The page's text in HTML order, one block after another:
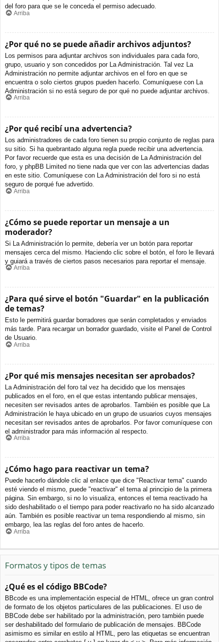
del foro para que se le conceda el permiso adecuado.
Arriba
¿Por qué no se puede añadir archivos adjuntos?
Los permisos para adjuntar archivos son individuales para cada foro,
grupo, usuario y son concedidos por La Administración. Tal vez La
Administración no permite adjuntar archivos en el foro en que se
encuentra o solo ciertos grupos pueden hacerlo. Comuníquese con La
Administración si no está seguro de por qué no puede adjuntar archivos.
Arriba
¿Por qué recibí una advertencia?
Los administradores de cada foro tienen su propio conjunto de reglas para
su sitio. Si ha quebrantado alguna regla puede recibir una advertencia.
Por favor recuerde que esta es una decisión de La Administración del
foro, y phpBB Limited no tiene nada que ver con las advertencias dadas
en este sitio. Comuníquese con La Administración del foro si no está
seguro de porqué fue advertido.
Arriba
¿Cómo se puede reportar un mensaje a un
moderador?
Si La Administración lo permite, debería ver un botón para reportar
mensajes cerca del mismo. Haciendo clic sobre el botón, el foro le llevará
y guiará a través de ciertos pasos necesarios para reportar el mensaje.
Arriba
¿Para qué sirve el botón "Guardar" en la publicación
de temas?
Esto le permitirá guardar borradores que serán completados y enviados
más tarde. Para recargar un borrador guardado, visite el Panel de Control
de Usuario.
Arriba
¿Por qué mis mensajes necesitan ser aprobados?
La Administración del foro tal vez ha decidido que los mensajes
publicados en el foro, en el que estas intentando publicar mensajes,
necesiten ser revisados antes de aprobarlos. También es posible que La
Administración le haya ubicado en un grupo de usuarios cuyos mensajes
necesitan ser revisados antes de aprobarlos. Por favor comuníquese con
el administrador para más información al respecto.
Arriba
¿Cómo hago para reactivar un tema?
Puede hacerlo dándole clic al enlace que dice "Reactivar tema" cuando
esté viendo el mismo, puede "reactivar" el tema al principio de la primera
página. Sin embargo, si no lo visualiza, entonces el tema reactivado ha
sido deshabilitado o el tiempo para poder reactivarlo no ha sido alcanzado
aún. También es posible reactivar un tema respondiendo al mismo, sin
embargo, lea las reglas del foro antes de hacerlo.
Arriba
Formatos y tipos de temas
¿Qué es el código BBCode?
BBcode es una implementación especial de HTML, ofrece un gran control
de formato de los objetos particulares de las publicaciones. El uso de
BBCode debe ser habilitado por la administración, pero también puede
ser deshabilitado del formulario de publicación de mensajes. BBCode
asimismo es similar en estilo al HTML, pero las etiquetas se encuentran